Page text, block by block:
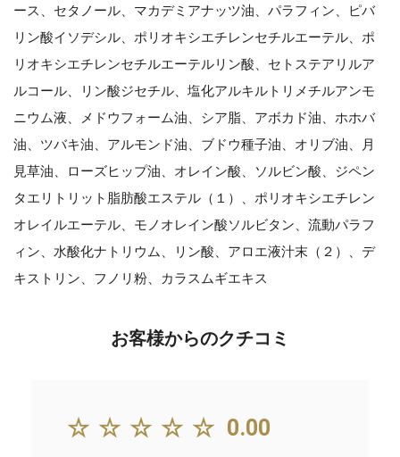
ース、セタノール、マカデミアナッツ油、パラフィン、ピバ
リン酸イソデシル、ポリオキシエチレンセチルエーテル、ポ
リオキシエチレンセチルエーテルリン酸、セトステアリルア
ルコール、リン酸ジセチル、塩化アルキルトリメチルアンモ
ニウム液、メドウフォーム油、シア脂、アボカド油、ホホバ
油、ツバキ油、アルモンド油、ブドウ種子油、オリブ油、月
見草油、ローズヒップ油、オレイン酸、ソルビン酸、ジペン
タエリトリット脂肪酸エステル（１）、ポリオキシエチレン
オレイルエーテル、モノオレイン酸ソルビタン、流動パラフ
ィン、水酸化ナトリウム、リン酸、アロエ液汁末（２）、デ
キストリン、フノリ粉、カラスムギエキス
お客様からのクチコミ
☆☆☆☆☆ 0.00